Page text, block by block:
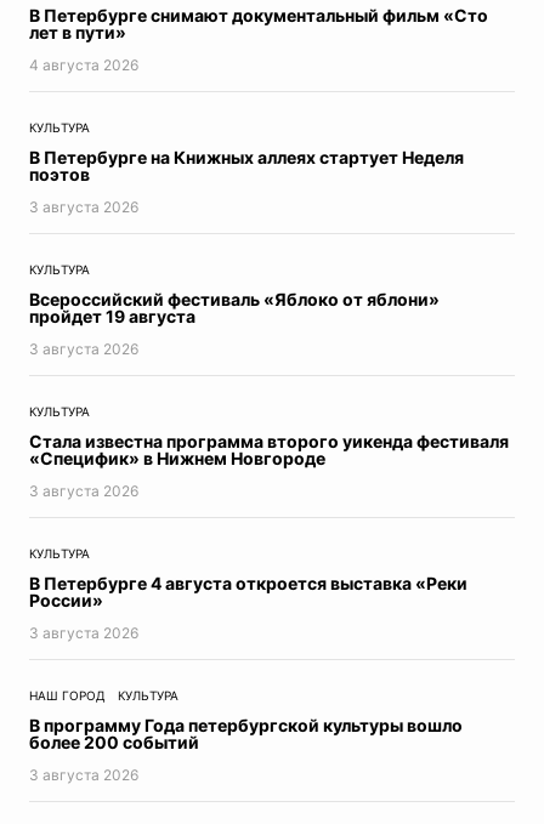
В Петербурге снимают документальный фильм «Сто
лет в пути»
4 августа 2026
КУЛЬТУРА
В Петербурге на Книжных аллеях стартует Неделя
поэтов
3 августа 2026
КУЛЬТУРА
Всероссийский фестиваль «Яблоко от яблони»
пройдет 19 августа
3 августа 2026
КУЛЬТУРА
Стала известна программа второго уикенда фестиваля
«Специфик» в Нижнем Новгороде
3 августа 2026
КУЛЬТУРА
В Петербурге 4 августа откроется выставка «Реки
России»
3 августа 2026
НАШ ГОРОД КУЛЬТУРА
В программу Года петербургской культуры вошло
более 200 событий
3 августа 2026
ДневникиПобеды